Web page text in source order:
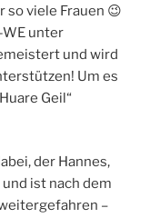
so viele Frauen 😉
unter
und wird
Um es
Geil“
der Hannes,
ist nach dem
–